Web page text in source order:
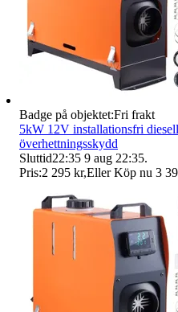
Badge på objektet:Fri frakt
5kW 12V installationsfri
överhettningsskydd
Sluttid22:35 9 aug 22:35.
Pris:2 295 kr,Eller Köp nu 3